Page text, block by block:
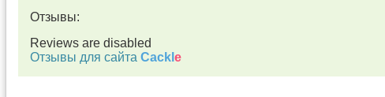
Отзывы:
Reviews are disabled
Отзывы для сайта Cackl e